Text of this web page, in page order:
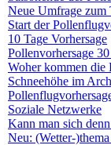
Neue Umfrage zum
Start der
10 Tage Vorhersage
Pollenvorhersage
Woher kommen die
Schneehöhe im
Soziale Netzwerke
Kann man sich
Neu: (Wetter-)thema